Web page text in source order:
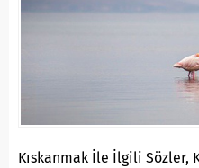
Kıskanmak İle İlgili Sözler,